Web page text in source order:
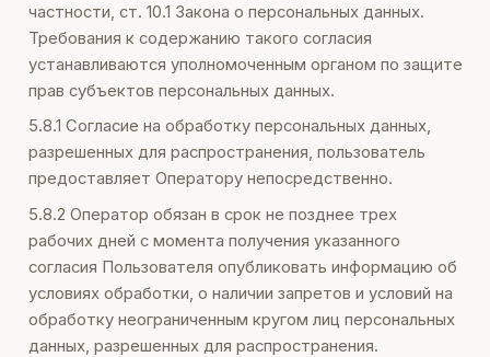
частности, ст. 10.1 Закона о персональных данных.
Требования к содержанию такого согласия
устанавливаются уполномоченным органом по защите
прав субъектов персональных данных.
5.8.1 Согласие на обработку персональных данных,
разрешенных для распространения, пользователь
предоставляет Оператору непосредственно.
5.8.2 Оператор обязан в срок не позднее трех
рабочих дней с момента получения указанного
согласия Пользователя опубликовать информацию об
условиях обработки, о наличии запретов и условий на
обработку неограниченным кругом лиц персональных
данных, разрешенных для распространения.